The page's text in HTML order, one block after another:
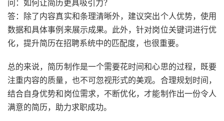
问：如何让简历更具吸引力？
答：除了内容真实和条理清晰外，建议突出个人优势，使用
数据和具体事例来展示成果。此外，针对岗位关键词进行优
化，提升简历在招聘系统中的匹配度，也很重要。
总的来说，简历制作是一个需要花时间和心思的过程，既要
注重内容的质量，也不可忽视形式的美观。合理规划时间，
结合自身优势和岗位需求，不断优化，才能制作出一份令人
满意的简历，助力求职成功。